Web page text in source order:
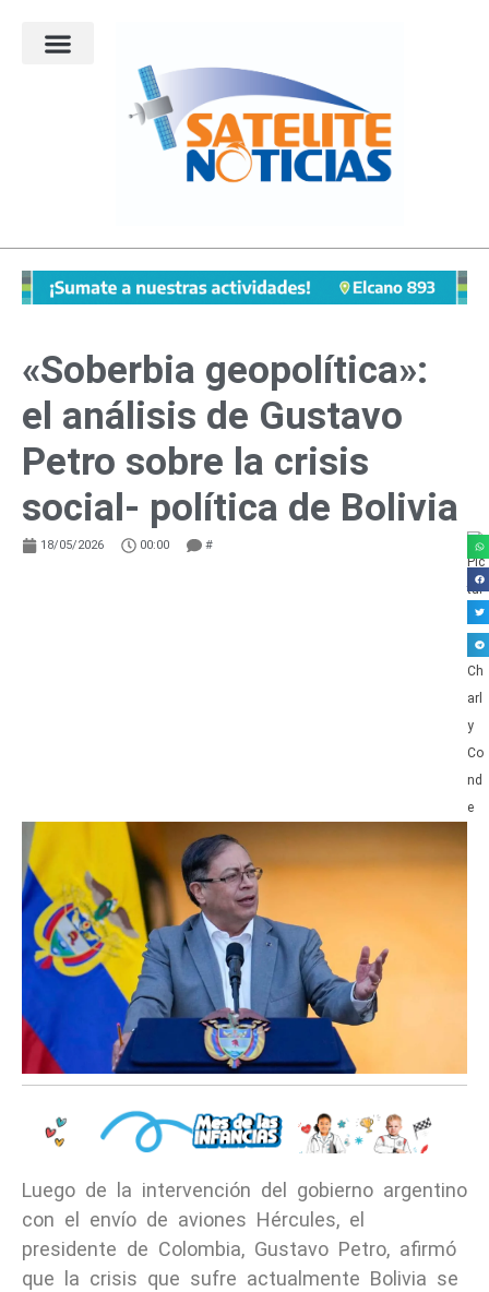
«Soberbia geopolítica»:
el análisis de Gustavo
Petro sobre la crisis
social- política de Bolivia
18/05/2026 00:00 #
Luego de la intervención del gobierno argentino
con el envío de aviones Hércules, el
presidente de Colombia, Gustavo Petro, afirmó
que la crisis que sufre actualmente Bolivia se